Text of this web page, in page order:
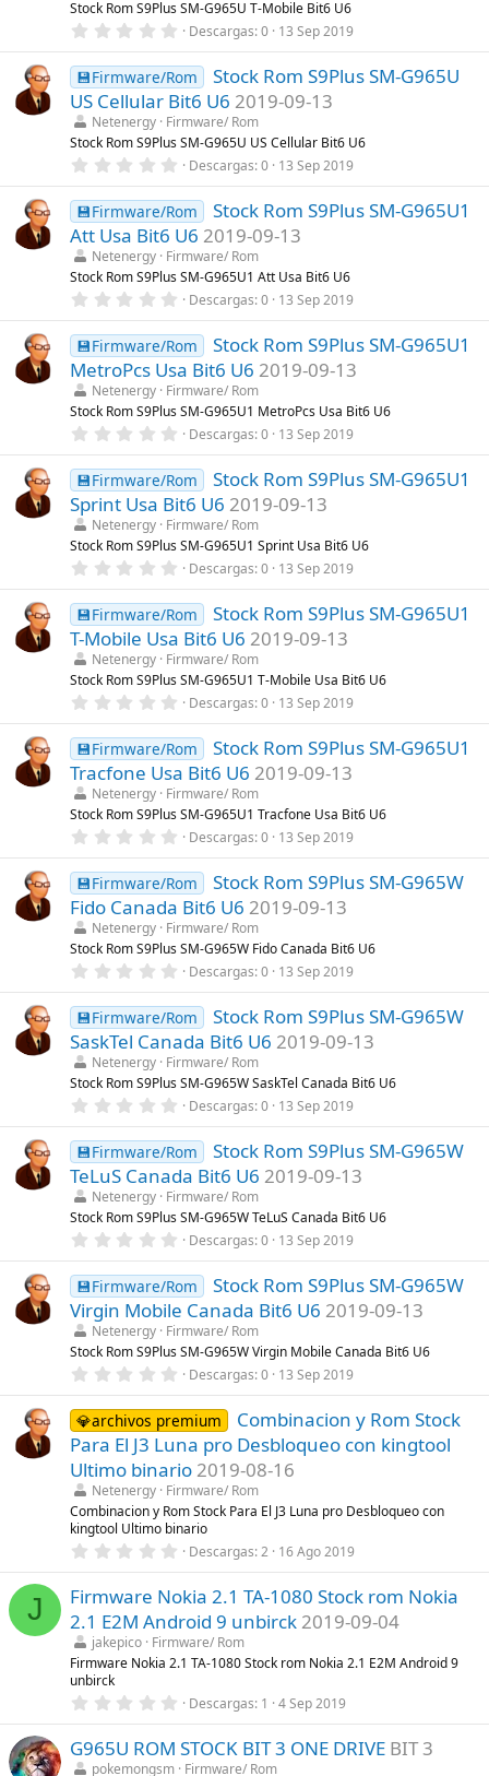
e
l
a
(
s
)
Stock Rom S9Plus SM-G965U T-Mobile Bit6 U6
0
0
0
e
s
t
r
e
l
a
(
s
)
Descargas 0 13 Sep 2019
💾Firmware/Rom
Stock Rom S9Plus SM-G965U
US Cellular Bit6 U6 2019-09-13
Netenergy Firmware/ Rom
Stock Rom S9Plus SM-G965U US Cellular Bit6 U6
0
0
0
e
s
t
r
e
l
a
(
s
)
Descargas 0 13 Sep 2019
💾Firmware/Rom
Stock Rom S9Plus SM-G965U1
Att Usa Bit6 U6 2019-09-13
Netenergy Firmware/ Rom
Stock Rom S9Plus SM-G965U1 Att Usa Bit6 U6
0
0
0
e
s
t
r
e
l
a
(
s
)
Descargas 0 13 Sep 2019
💾Firmware/Rom
Stock Rom S9Plus SM-G965U1
MetroPcs Usa Bit6 U6 2019-09-13
Netenergy Firmware/ Rom
Stock Rom S9Plus SM-G965U1 MetroPcs Usa Bit6 U6
0
0
0
e
s
t
r
e
l
a
(
s
)
Descargas 0 13 Sep 2019
💾Firmware/Rom
Stock Rom S9Plus SM-G965U1
Sprint Usa Bit6 U6 2019-09-13
Netenergy Firmware/ Rom
Stock Rom S9Plus SM-G965U1 Sprint Usa Bit6 U6
0
0
0
e
s
t
r
e
l
a
(
s
)
Descargas 0 13 Sep 2019
💾Firmware/Rom
Stock Rom S9Plus SM-G965U1
T-Mobile Usa Bit6 U6 2019-09-13
Netenergy Firmware/ Rom
Stock Rom S9Plus SM-G965U1 T-Mobile Usa Bit6 U6
0
0
0
e
s
t
r
e
l
a
(
s
Descargas 0 13 Sep 2019
💾Firmware/Rom
Stock Rom S9Plus SM-G965U1
Tracfone Usa Bit6 U6 2019-09-13
Netenergy Firmware/ Rom
Stock Rom S9Plus SM-G965U1 Tracfone Usa Bit6 U6
0
0
0
e
s
t
r
e
l
a
(
s
)
Descargas 0 13 Sep 2019
💾Firmware/Rom
Stock Rom S9Plus SM-G965W
Fido Canada Bit6 U6 2019-09-13
Netenergy Firmware/ Rom
Stock Rom S9Plus SM-G965W Fido Canada Bit6 U6
0
0
0
e
s
t
r
e
l
a
(
s
)
Descargas 0 13 Sep 2019
💾Firmware/Rom
Stock Rom S9Plus SM-G965W
SaskTel Canada Bit6 U6 2019-09-13
Netenergy Firmware/ Rom
Stock Rom S9Plus SM-G965W SaskTel Canada Bit6 U6
0
0
0
e
s
t
r
e
l
a
(
s
)
Descargas 0 13 Sep 2019
💾Firmware/Rom
Stock Rom S9Plus SM-G965W
TeLuS Canada Bit6 U6 2019-09-13
Netenergy Firmware/ Rom
Stock Rom S9Plus SM-G965W TeLuS Canada Bit6 U6
0
0
0
e
s
t
r
e
l
a
(
s
)
Descargas 0 13 Sep 2019
💾Firmware/Rom
Stock Rom S9Plus SM-G965W
Virgin Mobile Canada Bit6 U6 2019-09-13
Netenergy Firmware/ Rom
Stock Rom S9Plus SM-G965W Virgin Mobile Canada Bit6 U6
0
0
0
e
s
t
r
e
l
l
a
s
Descargas 0 13 Sep 2019
💎archivos premium
Combinacion y Rom Stock
Para El J3 Luna pro Desbloqueo con kingtool
Ultimo binario 2019-08-16
Netenergy Firmware/ Rom
Combinacion y Rom Stock Para El J3 Luna pro Desbloqueo con
kingtool Ultimo binario
0
0
0
e
s
t
r
e
s
)
Descargas 2 16 Ago 2019
J
Firmware Nokia 2.1 TA-1080 Stock rom Nokia
2.1 E2M Android 9 unbirck 2019-09-04
jakepico Firmware/ Rom
Firmware Nokia 2.1 TA-1080 Stock rom Nokia 2.1 E2M Android 9
unbirck
0
0
0
e
Descargas 1 4 Sep 2019
G965U ROM STOCK BIT 3 ONE DRIVE BIT 3
pokemongsm Firmware/ Rom